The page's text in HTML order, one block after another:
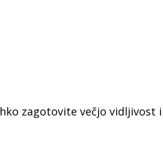
zagotovite večjo